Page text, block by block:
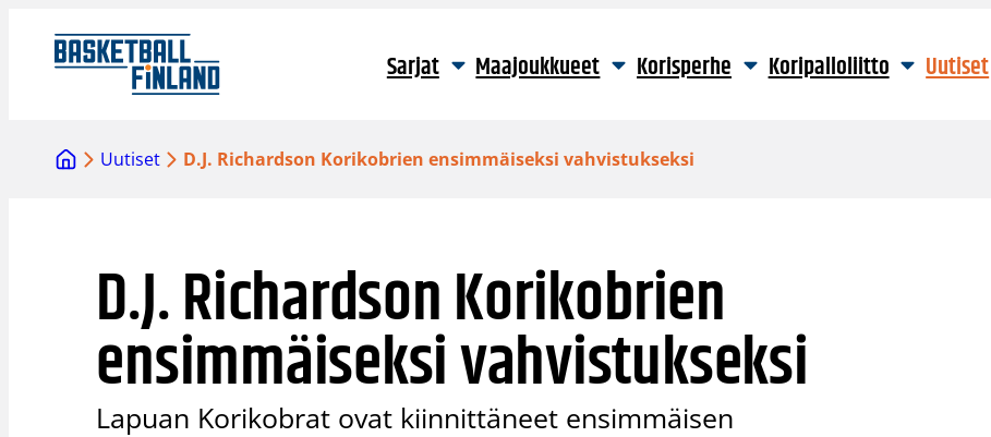
sisältöön
Sarjat Maajoukkueet Korisperhe Koripalloliitto Uutiset
Uutiset D.J. Richardson Korikobrien ensimmäiseksi vahvistukseksi
D.J. Richardson Korikobrien
ensimmäiseksi vahvistukseksi
Lapuan Korikobrat ovat kiinnittäneet ensimmäisen